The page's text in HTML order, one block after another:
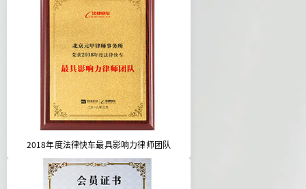
2018年度法律快车最具影响力律师团队